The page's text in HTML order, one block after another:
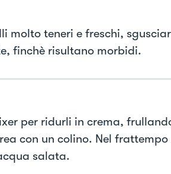
molto teneri e freschi,
finchè risultano morbidi.
per ridurli in crema,
con un colino. Nel
salata.